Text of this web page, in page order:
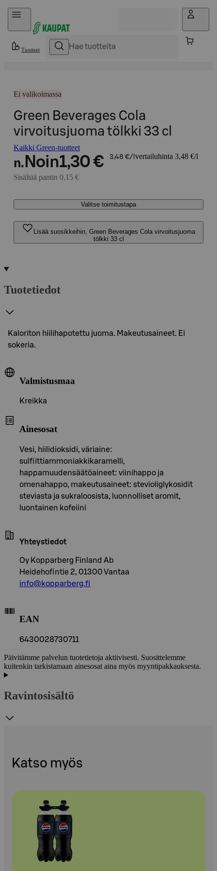
Hyppää sisältöön
Tuotteet
Ei valikoimassa
Green Beverages Cola
virvoitusjuoma tölkki 33 cl
Kaikki Green-tuotteet
n. Noin1,30 € 3,48 €/l vertailuhinta 3,48 €/l
Sisältää pantin 0,15 €
Valitse toimitustapa
Lisää suosikkeihin, Green Beverages Cola virvoitusjuoma
tölkki 33 cl
Tuotetiedot
Kaloriton hiilihapotettu juoma. Makeutusaineet. Ei
sokeria.
Valmistusmaa
Kreikka
Ainesosat
Vesi, hiilidioksidi, väriaine:
sulfiittiammoniakkikaramelli,
happamuudensäätöaineet: viinihappo ja
omenahappo, makeutusaineet: stevioliglykosidit
steviasta ja sukraloosista, luonnolliset aromit,
luontainen kofeiini
Yhteystiedot
Oy Kopparberg Finland Ab
Heidehofintie 2, 01300 Vantaa
info@kopparberg.fi
EAN
6430028730711
Päivitämme palvelun tuotetietoja aktiivisesti. Suosittelemme
kuitenkin tarkistamaan ainesosat aina myös myyntipakkauksesta.
Ravintosisältö
Katso myös